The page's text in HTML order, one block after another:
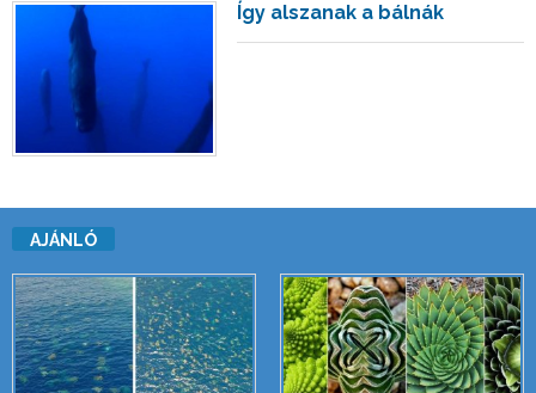
Így alszanak a bálnák
AJÁNLÓ